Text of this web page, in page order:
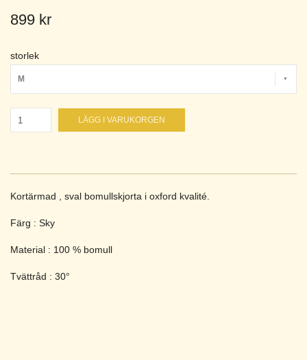
899 kr
storlek
M
LÄGG I VARUKORGEN
Kortärmad , sval bomullskjorta i oxford kvalité.
Färg : Sky
Material : 100 % bomull
Tvättråd : 30°